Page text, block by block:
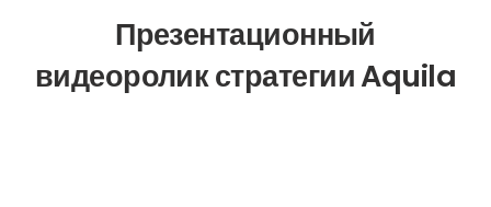
Презентационный
видеоролик стратегии Aquila